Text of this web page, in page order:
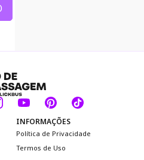
INFORMAÇÕES
Política de Privacidade
Termos de Uso